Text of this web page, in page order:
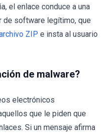
el enlace conduce a una
de software legítimo, que
ZIP e insta al usuario
de malware?
electrónicos
que le piden que
Si un mensaje afirma